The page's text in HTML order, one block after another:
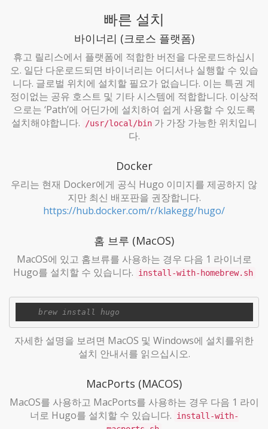
빠른 설치
바이너리 (크로스 플랫폼)
휴고 릴리스에서 플랫폼에 적합한 버전을 다운로드하십시
오. 일단 다운로드되면 바이너리는 어디서나 실행할 수 있습
니다. 글로벌 위치에 설치할 필요가 없습니다. 이는 특권 계
정이없는 공유 호스트 및 기타 시스템에 적합합니다. 이상적
으로는 ‘Path’에 어딘가에 설치하여 쉽게 사용할 수 있도록
설치해야합니다.
/usr/local/bin 가 가장 가능한 위치입니
다.
Docker
우리는 현재 Docker에게 공식 Hugo 이미지를 제공하지 않
지만 최신 배포판을 권장합니다.
https://hub.docker.com/r/klakegg/hugo/
홈 브루 (MacOS)
MacOS에 있고 홈브류를 사용하는 경우 다음 1 라이너로
Hugo를 설치할 수 있습니다.
install-with-homebrew.sh
자세한 설명을 보려면 MacOS 및 Windows에 설치를위한
설치 안내서를 읽으십시오.
MacPorts (MACOS)
MacOS를 사용하고 MacPorts를 사용하는 경우 다음 1 라이
너로 Hugo를 설치할 수 있습니다.
install-with-